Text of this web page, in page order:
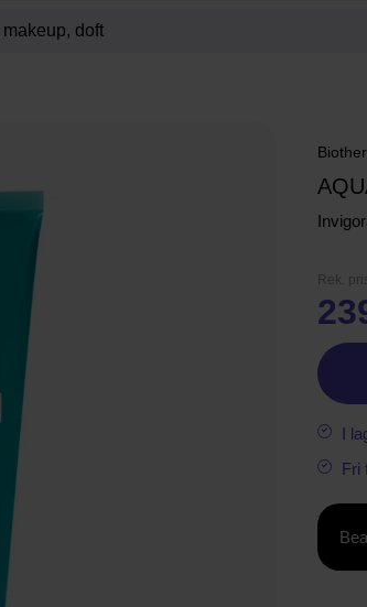
Rek.
I
Fri